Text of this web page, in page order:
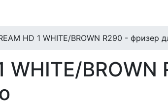
HD 1 WHITE/BROWN R290 - фризер
WHITE/